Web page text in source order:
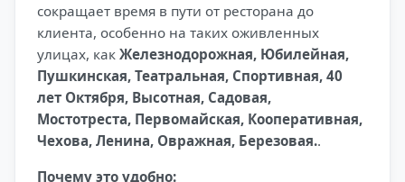
сокращает время в пути от ресторана до
клиента, особенно на таких оживленных
улицах, как Железнодорожная, Юбилейная,
Пушкинская, Театральная, Спортивная, 40
лет Октября, Высотная, Садовая,
Мостотреста, Первомайская, Кооперативная,
Чехова, Ленина, Овражная, Березовая..
Почему это удобно: